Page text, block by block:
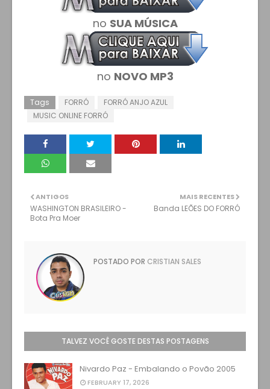
no SUA MÚSICA
no NOVO MP3
Tags FORRÓ
FORRÓ ANJO AZUL
MUSIC ONLINE FORRÓ
MAIS RECENTES
Banda LEÕES DO FORRÓ
ANTIGOS
WASHINGTON BRASILEIRO -
Bota Pra Moer
POSTADO POR CRISTIAN SALES
TALVEZ VOCÊ GOSTE DESTAS POSTAGENS
Nivardo Paz - Embalando o Povão 2005
FEBRUARY 17, 2026